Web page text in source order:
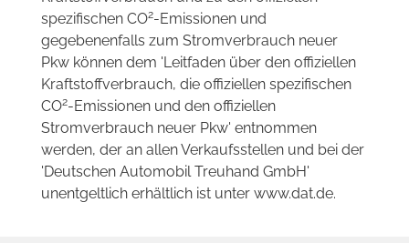
spezifischen CO2-Emissionen und
gegebenenfalls zum Stromverbrauch neuer
Pkw können dem 'Leitfaden über den offiziellen
Kraftstoffverbrauch, die offiziellen spezifischen
CO2-Emissionen und den offiziellen
Stromverbrauch neuer Pkw' entnommen
werden, der an allen Verkaufsstellen und bei der
'Deutschen Automobil Treuhand GmbH'
unentgeltlich erhältlich ist unter www.dat.de.